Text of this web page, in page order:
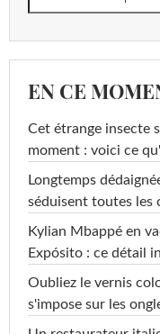
EN CE
Cet étrange insecte
moment : voici ce
Longtemps
séduisent toutes les
Kylian Mbappé en
Expósito : ce détail
Oubliez le vernis
s'impose sur les